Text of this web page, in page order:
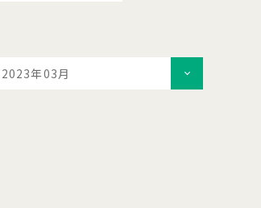
2023年03月